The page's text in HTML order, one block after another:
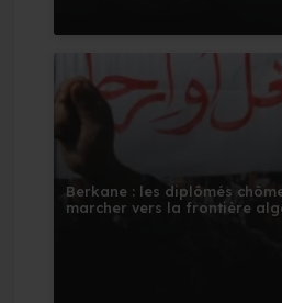
Berkane : les diplômés
marcher vers la frontière